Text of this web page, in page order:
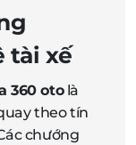
tài xế
360 otolà
theo tín
chướng